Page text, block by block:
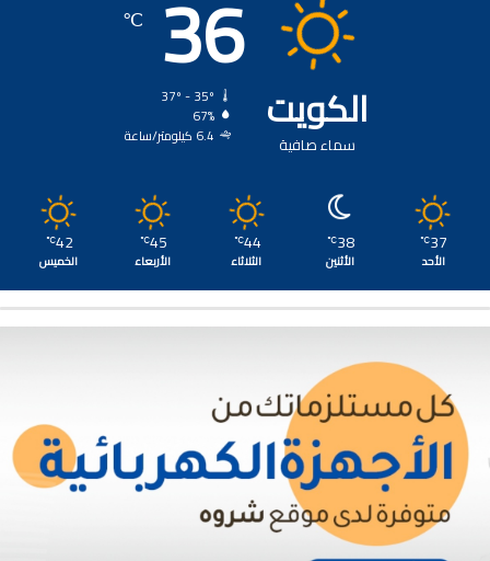
الكويت
سماء صافية
36
℃
67%
6.4 كيلومتر/ساعة
37
℃
الأحد
38
℃
الأثنين
44
℃
الثلاثاء
45
℃
الأربعاء
42
℃
الخميس